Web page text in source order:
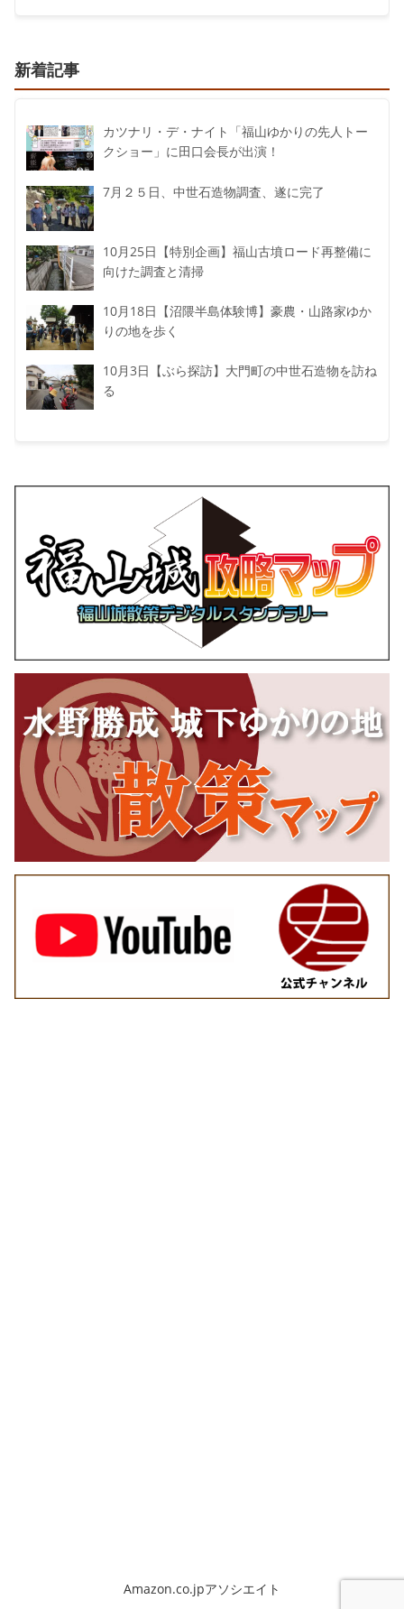
新着記事
カツナリ・デ・ナイト「福山ゆかりの先人トー
クショー」に田口会長が出演！
7月２５日、中世石造物調査、遂に完了
10月25日【特別企画】福山古墳ロード再整備に
向けた調査と清掃
10月18日【沼隈半島体験博】豪農・山路家ゆか
りの地を歩く
10月3日【ぶら探訪】大門町の中世石造物を訪ね
る
Amazon.co.jpアソシエイト